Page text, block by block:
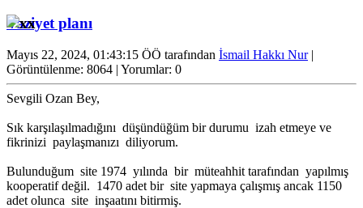
Vaziyet planı
Mayıs 22, 2024, 01:43:15 ÖÖ tarafından İsmail Hakkı Nur|
Görüntülenme: 8064 | Yorumlar: 0
Sevgili Ozan Bey,
Sık karşılaşılmadığını düşündüğüm bir durumu izah etmeye ve
fikrinizi paylaşmanızı diliyorum.
Bulunduğum site 1974 yılında bir müteahhit tarafından yapılmış
kooperatif değil. 1470 adet bir site yapmaya çalışmış ancak 1150
adet olunca site inşaatını bitirmiş.